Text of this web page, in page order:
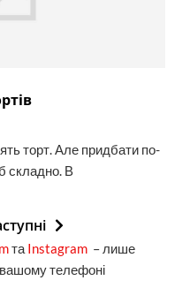
торт. Але придбати по-
складно. В
та Instagram– лише
вашому телефоні